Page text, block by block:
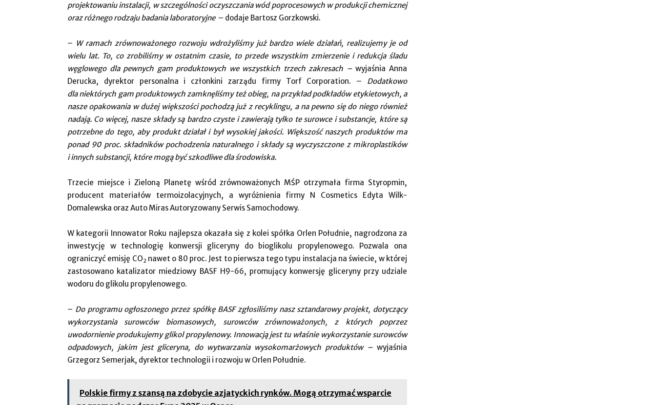
projektowaniu instalacji, w szczególności oczyszczania wód poprocesowych w produkcji chemicznej
orazróżnego rodzajubadania laboratoryjne – dodaje Bartosz Gorzkowski.
– W ramach zrównoważonego rozwoju wdrożyliśmy już bardzo wiele działań, realizujemy je od
wielu lat. To, co zrobiliśmy w ostatnim czasie, to przede wszystkim zmierzenie i redukcja śladu
węglowego dla pewnych gam produktowych we wszystkich trzech zakresach –wyjaśnia Anna
Derucka, dyrektor personalna i członkini zarządu firmy Torf Corporation. – Dodatkowo
dla niektórych gam produktowych zamknęliśmy też obieg, na przykład podkładów etykietowych, a
nasze opakowania w dużej większości pochodzą już z recyklingu, a na pewno się do niego również
nadają. Co więcej, nasze składy są bardzo czyste i zawierają tylko te surowce i substancje, które są
potrzebne do tego, aby produkt działał i był wysokiej jakości. Większość naszych produktów ma
ponad 90 proc. składników pochodzenia naturalnego i składy są wyczyszczone z mikroplastików
i innych substancji, które mogą być szkodliwe dla środowiska.
Trzecie miejsce i Zieloną Planetę wśród zrównoważonych MŚP otrzymała firma Styropmin,
producent materiałów termoizolacyjnych, a wyróżnienia firmy N Cosmetics Edyta Wilk-
Domalewska oraz Auto Miras Autoryzowany Serwis Samochodowy.
W kategorii Innowator Roku najlepsza okazała się z kolei spółka Orlen Południe, nagrodzona za
inwestycję w technologię konwersji gliceryny do bioglikolu propylenowego. Pozwala ona
ograniczyć emisję CO2 nawet o 80 proc. Jest to pierwsza tego typu instalacja na świecie, w której
zastosowano katalizator miedziowy BASF H9-66, promujący konwersję gliceryny przy udziale
wodoru do glikolu propylenowego.
– Do programu ogłoszonego przez spółkę BASF zgłosiliśmy nasz sztandarowy projekt, dotyczący
wykorzystania surowców biomasowych, surowców zrównoważonych, z których poprzez
uwodornienie produkujemy glikol propylenowy. Innowacją jest tu właśnie wykorzystanie surowców
odpadowych, jakim jest gliceryna, do wytwarzania wysokomarżowych produktów – wyjaśnia
Grzegorz Semerjak, dyrektor technologii i rozwoju w Orlen Południe.
Polskie firmy z szansą na zdobycie azjatyckich rynków. Mogą otrzymać wsparcie